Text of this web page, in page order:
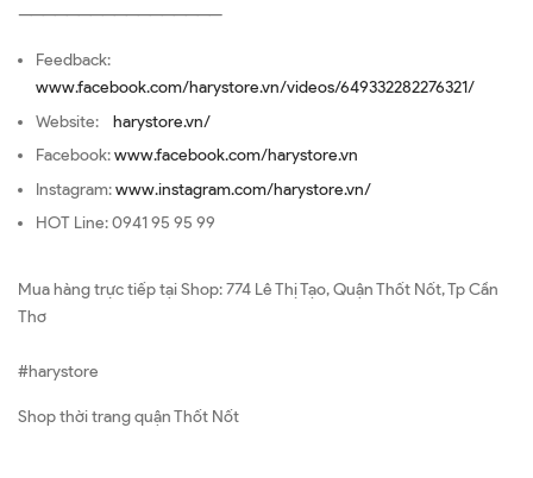
—————————————————
Feedback:
www.facebook.com/harystore.vn/videos/649332282276321/
Website: harystore.vn/
Facebook:www.facebook.com/harystore.vn
Instagram:www.instagram.com/harystore.vn/
HOT Line: 0941 95 95 99
Mua hàng trực tiếp tại Shop: 774 Lê Thị Tạo, Quận Thốt Nốt, Tp Cần
Thơ
#harystore
Shop thời trang quận Thốt Nốt